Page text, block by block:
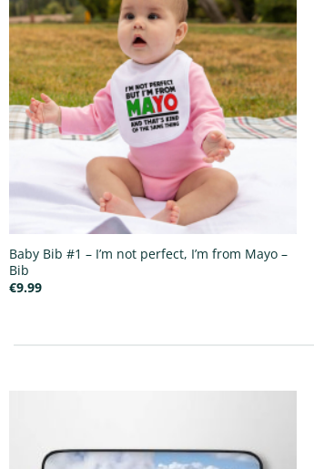
Baby Bib #1 – I’m not perfect, I’m from Mayo –
Bib
€9.99